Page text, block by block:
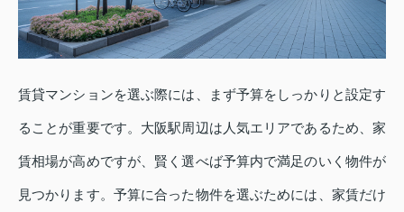
賃貸マンションを選ぶ際には、まず予算をしっかりと設定す
ることが重要です。大阪駅周辺は人気エリアであるため、家
賃相場が高めですが、賢く選べば予算内で満足のいく物件が
見つかります。予算に合った物件を選ぶためには、家賃だけ